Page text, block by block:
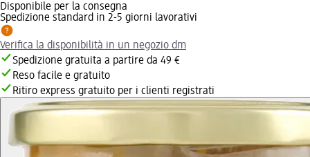
Disponibile per la consegna
Spedizione standard in 2-5 giorni lavorativi
Verifica la disponibilità in un negozio dm
Spedizione gratuita a partire da 49 €
Reso facile e gratuito
Ritiro express gratuito per i clienti registrati